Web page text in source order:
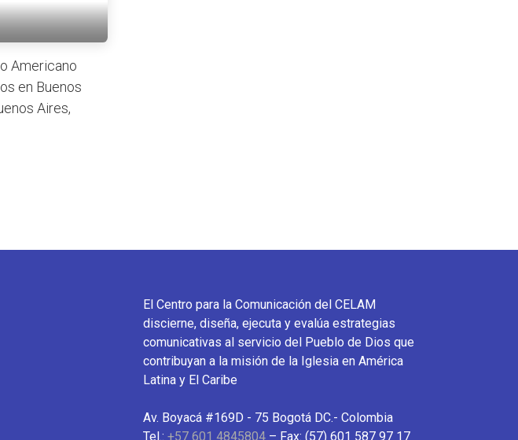
Americano
en Buenos
Aires,
El Centro para la Comunicación del CELAM
discierne, diseña, ejecuta y evalúa estrategias
comunicativas al servicio del Pueblo de Dios que
contribuyan a la misión de la Iglesia en América
Latina y El Caribe
Av. Boyacá #169D - 75 Bogotá DC.- Colombia
Tel.: +57 601 4845804 – Fax: (57) 601 587 97 17